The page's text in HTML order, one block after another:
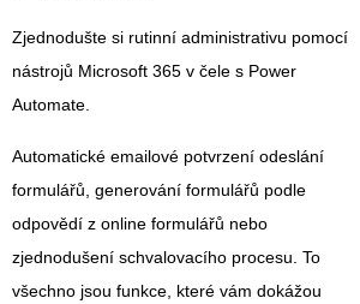
Zjednodušte si rutinní administrativu pomocí
nástrojů Microsoft 365 v čele s Power
Automate.
Automatické emailové potvrzení odeslání
formulářů, generování formulářů podle
odpovědí z online formulářů nebo
zjednodušení schvalovacího procesu. To
všechno jsou funkce, které vám dokážou